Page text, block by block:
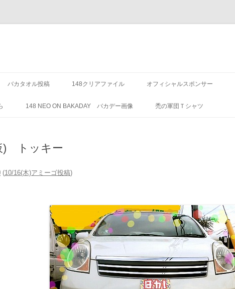
バカタオル投稿 148クリアファイル オフィシャルスポンサー
148 NEO ON BAKADAY バカデー画像 禿の軍団Ｔシャツ
) トッキー
(10/16(木)アミーゴ投稿)